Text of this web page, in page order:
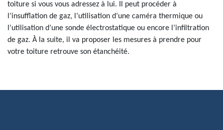
toiture si vous vous adressez à lui. Il peut procéder à
l’insufflation de gaz, l’utilisation d’une caméra thermique ou
l’utilisation d’une sonde électrostatique ou encore l’infiltration
de gaz. À la suite, il va proposer les mesures à prendre pour
votre toiture retrouve son étanchéité.